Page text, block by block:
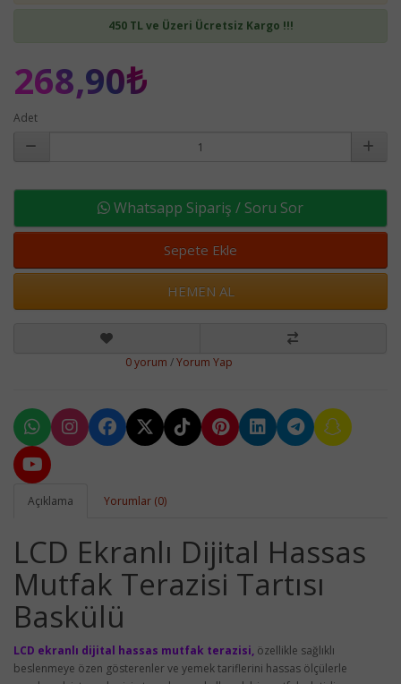
450 TL ve Üzeri Ücretsiz Kargo !!!
268,90₺
Adet
Whatsapp Sipariş / Soru Sor
Sepete Ekle
HEMEN AL
0 yorum /Yorum Yap
Açıklama Yorumlar (0)
LCD Ekranlı Dijital Hassas
Mutfak Terazisi Tartısı
Baskülü
LCD ekranlı dijital hassas mutfak terazisi, özellikle sağlıklı
beslenmeye özen gösterenler ve yemek tariflerini hassas ölçülerle